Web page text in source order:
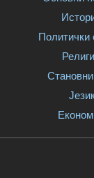
Политички